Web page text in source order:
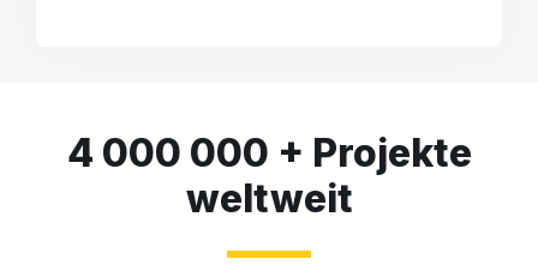
4 000 000 + Projekte
weltweit